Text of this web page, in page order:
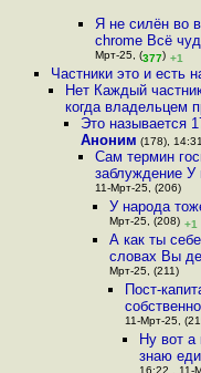
Я не силён во
chrome Всё
Мрт-25, (377) +1
Частники это и есть
Нет Каждый
когда владельцем
Это называется
Аноним (178),
Сам термин
заблуждение У
11-Мрт-25, (206)
У народа
Мрт-25, (208) +1
А как ты
словах Вы
Мрт-25, (211)
Пост-
11-Мрт-25,
Ну вот а
знаю